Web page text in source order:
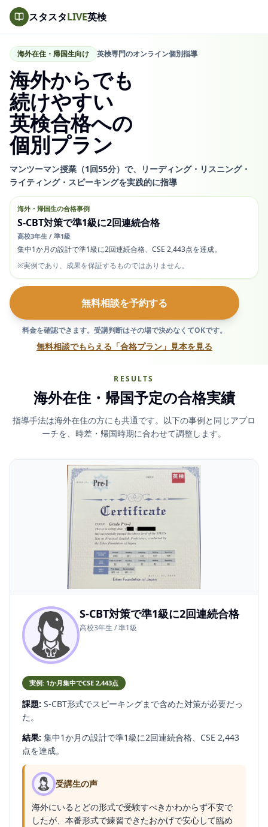
スタスタLIVE英検
海外在住・帰国生向け 英検専門のオンライン個別指導
海外からでも
続けやすい
英検合格への
個別プラン
マンツーマン授業（1回55分）で、
リーディング・リスニング・
ライティング・スピーキングを実践的に指導
海外・帰国生の合格事例
S-CBT対策で準1級に2回連続合格
高校3年生 / 準1級
集中1か月の設計で準1級に2回連続合格、CSE 2,443点を達成。
※実例であり、成果を保証するものではありません。
無料相談を予約する
料金を確認できます。 受講判断はその場で決めなくてOKです。
無料相談でもらえる「合格プラン」見本を見る
RESULTS
海外在住・帰国予定の合格実績
指導手法は海外在住の方にも共通です。以下の事例と同じアプロ
ーチを、時差・帰国時期に合わせて調整します。
S-CBT対策で準1級に2回連続合格
高校3年生 / 準1級
実例: 1か月集中でCSE 2,443点
課題: S-CBT形式でスピーキングまで含めた対策が必要だっ
た。
結果: 集中1か月の設計で準1級に2回連続合格、CSE 2,443
点を達成。
受講生の声
海外にいるとどの形式で受験すべきかわからず不安で
したが、本番形式で練習できたおかげで安心して臨め